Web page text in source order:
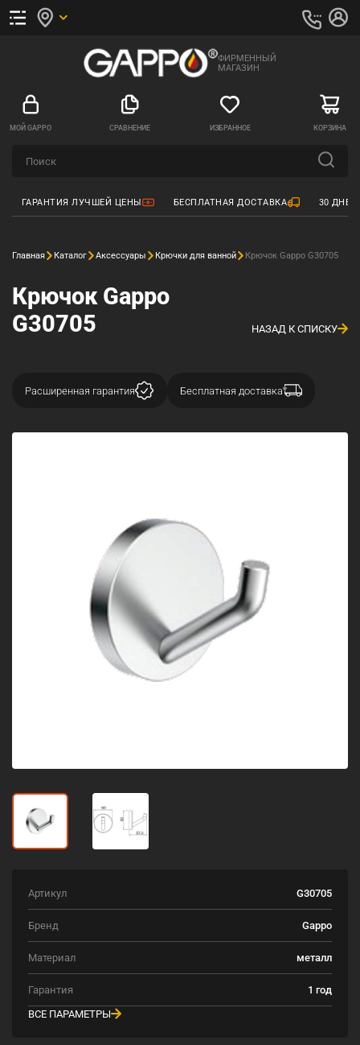
ФИРМЕННЫЙ
МАГАЗИН
МОЙ GAPPO СРАВНЕНИЕ ИЗБРАННОЕ КОРЗИНА
ГАРАНТИЯ ЛУЧШЕЙ ЦЕНЫ БЕСПЛАТНАЯ ДОСТАВКА 30
Главная Каталог Аксессуары Крючки для ванной Крючок Gappo G30705
Крючок Gappo
G30705
НАЗАД К СПИСКУ
Расширенная гарантия Бесплатная доставка
Артикул G30705
Бренд Gappo
Материал металл
Гарантия
1 год
ВСЕ ПАРАМЕТРЫ